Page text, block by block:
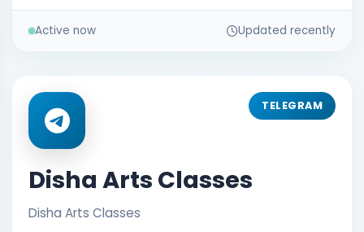
Active now Updated recently
TELEGRAM
Disha Arts Classes
Disha Arts Classes